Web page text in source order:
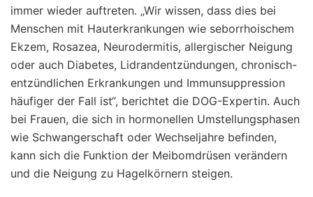
immer wieder auftreten. „Wir wissen, dass dies bei
Menschen mit Hauterkrankungen wie seborrhoischem
Ekzem, Rosazea, Neurodermitis, allergischer Neigung
oder auch Diabetes, Lidrandentzündungen, chronisch-
entzündlichen Erkrankungen und Immunsuppression
häufiger der Fall ist“, berichtet die DOG-Expertin. Auch
bei Frauen, die sich in hormonellen Umstellungsphasen
wie Schwangerschaft oder Wechseljahre befinden,
kann sich die Funktion der Meibomdrüsen verändern
und die Neigung zu Hagelkörnern steigen.